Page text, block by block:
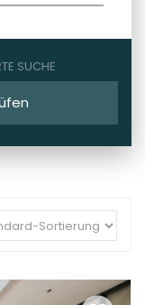
SUCHE